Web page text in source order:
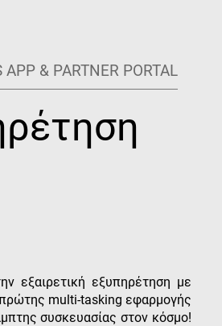
APP & PARTNER PORTAL
εξαιρετική εξυπηρέτηση με
multi-tasking εφαρμογής
συσκευασίας στον κόσμο!